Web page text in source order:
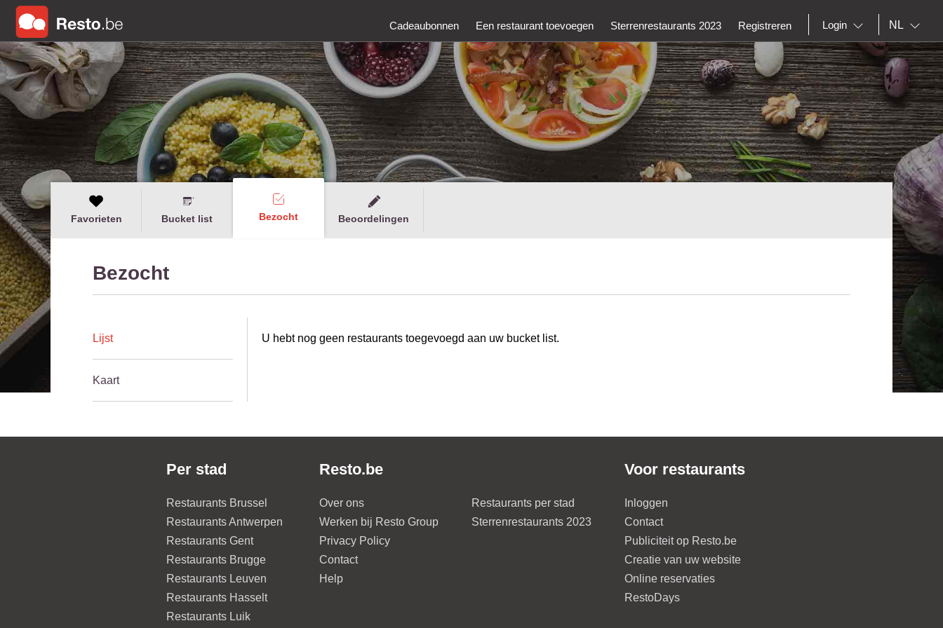
Cadeaubonnen Een restaurant toevoegen Sterrenrestaurants 2023 Registreren Login NL
Favorieten Bucket list Bezocht Beoordelingen
Bezocht
Lijst
Kaart
U hebt nog geen restaurants toegevoegd aan uw bucket list.
Per stad
Restaurants Brussel
Restaurants Antwerpen
Restaurants Gent
Restaurants Brugge
Restaurants Leuven
Restaurants Hasselt
Restaurants Luik
Resto.be
Over ons
Werken bij Resto Group
Privacy Policy
Contact
Help
Restaurants per stad
Sterrenrestaurants 2023
Voor restaurants
Inloggen
Contact
Publiciteit op Resto.be
Creatie van uw website
Online reservaties
RestoDays